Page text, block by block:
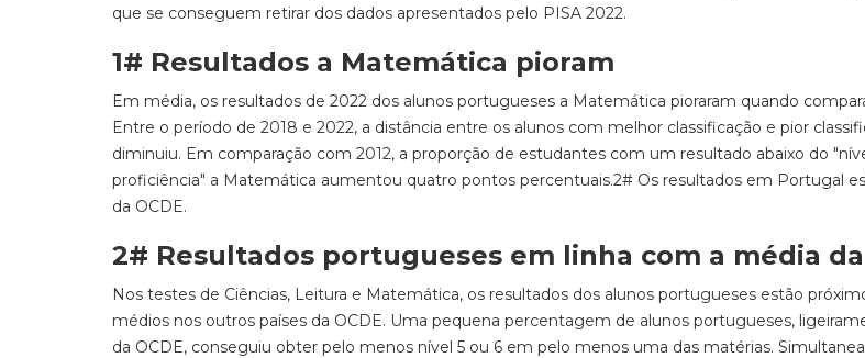
que se conseguem retirar dos dados apresentados pelo PISA 2022.
1# Resultados a Matemática pioram
Em média, os resultados de 2022 dos alunos portugueses a Matemática pioraram quando
Entre o período de 2018 e 2022, a distância entre os alunos com melhor classificação e pior
diminuiu. Em comparação com 2012, a proporção de estudantes com um resultado abaixo do
proficiência" a Matemática aumentou quatro pontos percentuais.2# Os resultados em Portugal
da OCDE.
2# Resultados portugueses em linha com a média da
Nos testes de Ciências, Leitura e Matemática, os resultados dos alunos portugueses estão
médios nos outros países da OCDE. Uma pequena percentagem de alunos portugueses,
da OCDE, conseguiu obter pelo menos nível 5 ou 6 em pelo menos uma das matérias.